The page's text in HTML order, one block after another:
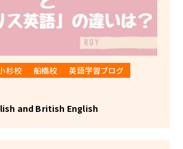
杉校 船橋校 英語学習ブログ
and British English